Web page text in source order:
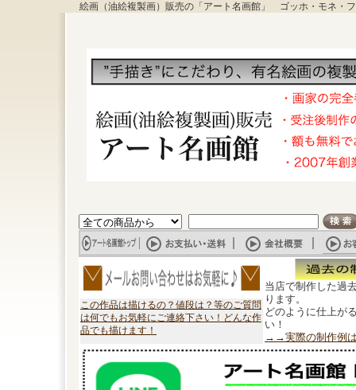
絵画（油絵複製画）販売の「アート名画館」 ゴッホ・モネ・
この作品は描けるの？値段は？等のご質問
は何でもお気軽にご連絡下さい！どんな作
品でも描けます！
当店で制作した過
ります。
どのように仕上が
い！
→→実際の制作例